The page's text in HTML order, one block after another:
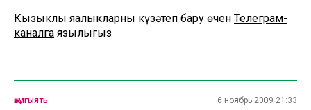
Кызыклы яңалыкларны күзәтеп бару өчен Телеграм-
каналга язылыгыз
җәмгыять 6 ноябрь 2009 21:33